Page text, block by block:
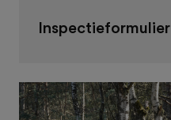
Inspectieformulier